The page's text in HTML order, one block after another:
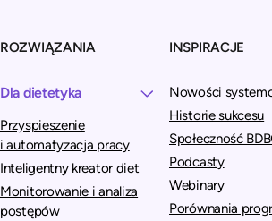
ROZWIĄZANIA
Dla dietetyka
Przyspieszenie
i automatyzacja pracy
Inteligentny kreator diet
Monitorowanie i analiza
postępów
INSPIRACJE
Nowości
Historie sukcesu
Społeczność
Podcasty
Webinary
Porównania